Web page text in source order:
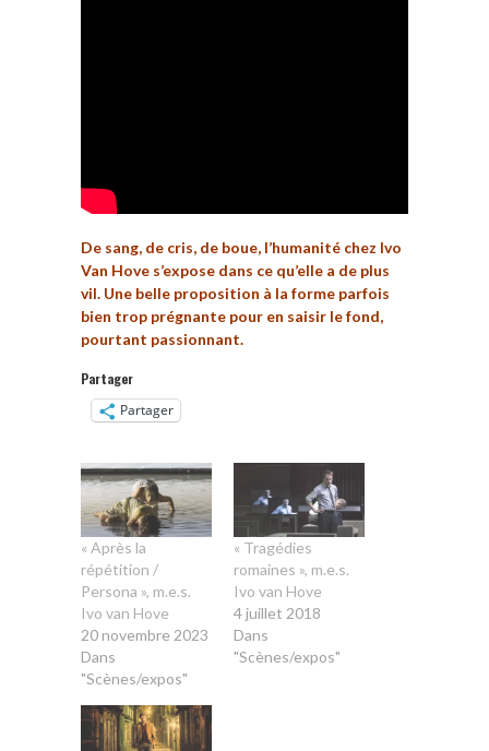
De sang, de cris, de boue, l’humanité chez Ivo
Van Hove s’expose dans ce qu’elle a de plus
vil. Une belle proposition à la forme parfois
bien trop prégnante pour en saisir le fond,
pourtant passionnant.
Partager
Partager
« Après la
répétition /
Persona », m.e.s.
Ivo van Hove
20 novembre 2023
Dans
"Scènes/expos"
« Tragédies
romaines », m.e.s.
Ivo van Hove
4 juillet 2018
Dans
"Scènes/expos"